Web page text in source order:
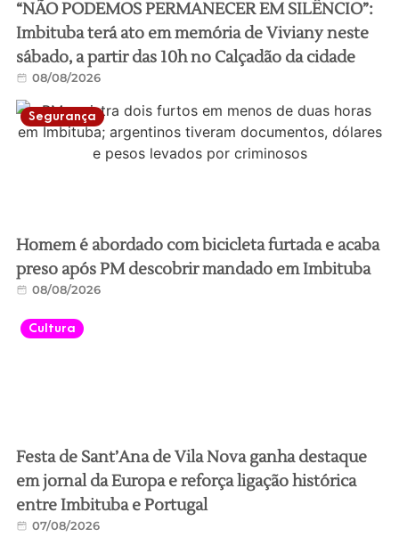
“NÃO PODEMOS PERMANECER EM SILÊNCIO”:
Imbituba terá ato em memória de Viviany neste
sábado, a partir das 10h no Calçadão da cidade
08/08/2026
Segurança
Homem é abordado com bicicleta furtada e acaba
preso após PM descobrir mandado em Imbituba
08/08/2026
Cultura
Festa de Sant’Ana de Vila Nova ganha destaque
em jornal da Europa e reforça ligação histórica
entre Imbituba e Portugal
07/08/2026